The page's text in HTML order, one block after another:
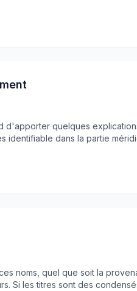
d'apporter quelques
identifiable dans la partie
noms, quel que soit la
Si les titres sont des